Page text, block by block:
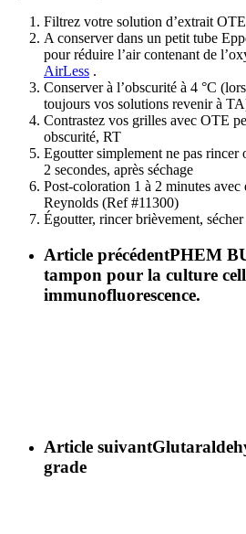
Filtrez votre solution d’extrait
A conserver dans un petit tube
pour réduire l’air contenant de
AirLess .
Conserver à l’obscurité à 4 °C
toujours vos solutions revenir à
Contrastez vos grilles avec OTE
obscurité, RT
Egoutter simplement ne pas rincer
2 secondes, après séchage
Post-coloration 1 à 2 minutes
Reynolds (Ref #11300)
Égoutter, rincer brièvement, sécher
Article précédentPHEM
tampon pour la culture
immunofluorescence.
Article suivant
grade